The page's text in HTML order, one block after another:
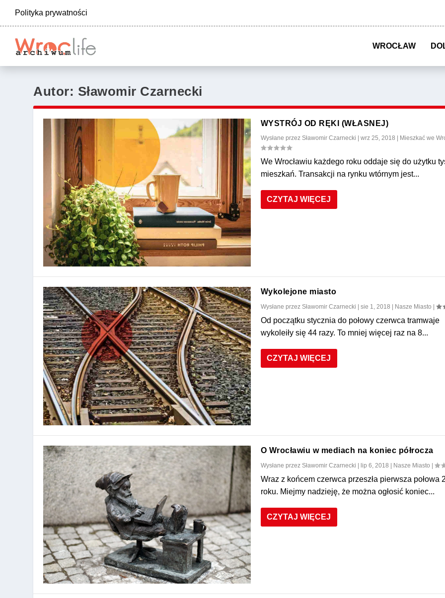
Polityka prywatności
WROCŁAW
Autor: Sławomir Czarnecki
WYSTRÓJ OD RĘKI (WŁASNEJ)
Wysłane przez Sławomir Czarnecki wrz 25, 2018 Mieszkać we
We Wrocławiu każdego roku oddaje się do użytku
mieszkań. Transakcji na rynku wtórnym jest...
CZYTAJ WIĘCEJ
Wykolejone miasto
Wysłane przez Sławomir Czarnecki sie 1, 2018 Nasze Miasto
Od początku stycznia do połowy czerwca tramwaje
wykoleiły się 44 razy. To mniej więcej raz na 8...
CZYTAJ WIĘCEJ
O Wrocławiu w mediach na koniec półrocza
Wysłane przez Sławomir Czarnecki | lip 6, 2018 | Nasze Miasto |
Wraz z końcem czerwca przeszła pierwsza połowa
roku. Miejmy nadzieję, że można ogłosić koniec...
CZYTAJ WIĘCEJ